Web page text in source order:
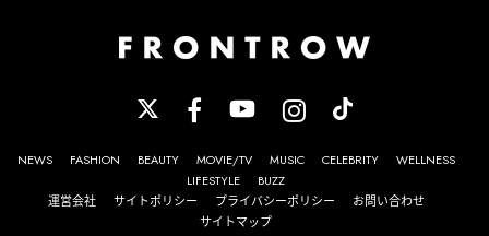
NEWS FASHION BEAUTY MOVIE/TV MUSIC CELEBRITY
WELLNESS
LIFESTYLE
BUZZ
運営会社
サイトポリシー プライバシーポリシー
お問い合わせ
サイトマップ